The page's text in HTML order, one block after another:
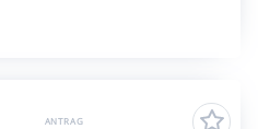
ANTRAG